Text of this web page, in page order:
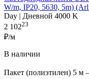
W/m, IP20, 5630, 5m)
Day | Дневной 4000 K
2 10223
₽/м
В наличии
Пакет (полиэтилен) 5 м